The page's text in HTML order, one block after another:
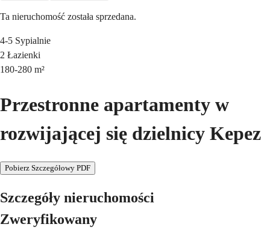
Ta nieruchomość została sprzedana.
4-5 Sypialnie
2 Łazienki
180-280 m²
Przestronne apartamenty w
rozwijającej się dzielnicy Kepez
Pobierz Szczegółowy PDF
Szczegóły nieruchomości
Zweryfikowany